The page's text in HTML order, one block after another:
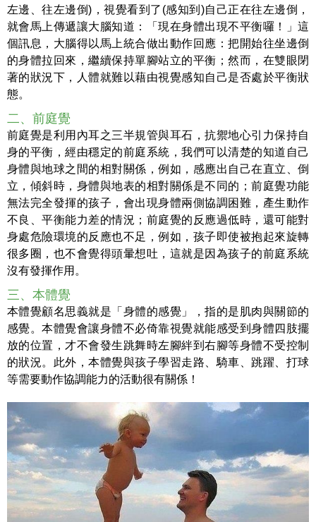
左邊、往左邊倒)，視覺看到了(感知到)自己正在往左邊倒，
就會馬上傳遞讓大腦知道：「現在身體出現不平衡囉！」這
個訊息，大腦得以馬上統合做出動作回應：把開始往坐邊倒
的身體拉回來，繼續保持單腳站立的平衡；然而，在雙眼閉
著的狀況下，人體就難以藉由視覺感知自己是否處於平衡狀
態。
二、前庭覺
前庭覺是利用內耳之三半規管與耳石，抗禦地心引力保持自
身的平衡，經由穩定的前庭系統，我們可以清楚的知道自己
身體與地球之間的相對關係，例如，感應出自己在直立、倒
立，傾斜時，身體與地表的相對關係是不同的；前庭覺功能
無法完全發揮的孩子，會出現身體兩側協調困難，產生動作
不良、平衡能力差的情況；前庭覺的反應過低時，還可能對
身處危險環境的反應也不足，例如，孩子即使被抱起來旋轉
很多圈，也不會覺得頭暈想吐，這就是因為孩子的前庭系統
沒有發揮作用。
三、本體覺
本體覺顧名思義就是「身體的感覺」，指的是肌肉與關節的
感覺。本體覺會讓身體不必倚靠視覺就能感受到身體四肢擺
放的位置，才不會發生跳舞時左腳絆到右腳等身體不受控制
的狀況。此外，本體覺與孩子學習走路、騎車、跳躍、打球
等需要動作協調能力的活動很有關係！